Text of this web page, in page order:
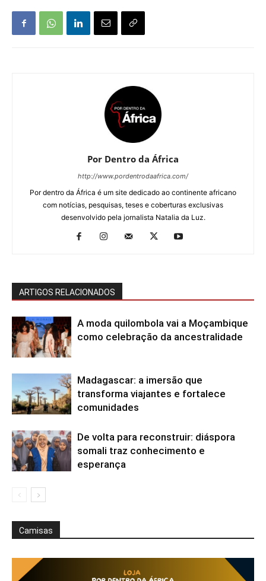
Por Dentro da África
http://www.pordentrodaafrica.com/
Por dentro da África é um site dedicado ao continente africano
com notícias, pesquisas, teses e coberturas exclusivas
desenvolvido pela jornalista Natalia da Luz.
ARTIGOS RELACIONADOS
A moda quilombola vai a Moçambique
como celebração da ancestralidade
Madagascar: a imersão que
transforma viajantes e fortalece
comunidades
De volta para reconstruir: diáspora
somali traz conhecimento e
esperança
Camisas